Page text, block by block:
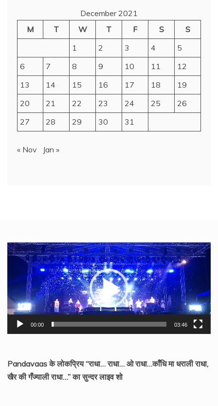
December 2021
M
T W T F S
S
1
2 3 4
5
6
7 8 9 10 11
12
13
14 15 16 17 18
19
20
21 22 23 24 25
26
27
28 29 30 31
« Nov Jan »
Video
Player
00:00 03:46
Pandavaas के लोकप्रिय “राधा… राधा… ओ राधा…काँधि मा धराली राधा,
खैर की गँज्याली राधा…” का सुन्दर लाइव शो